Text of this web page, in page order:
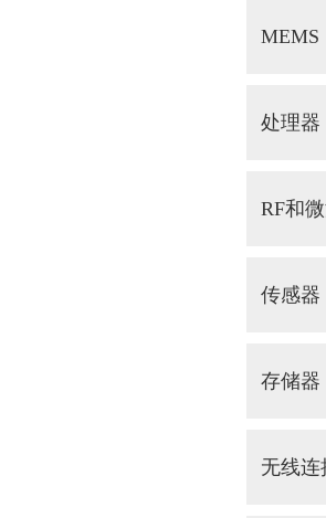
MEMS
处理器
RF和
传感器
存储器
无线连